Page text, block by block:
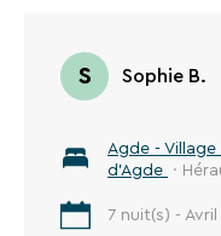
S Sophie B.
Agde -
d'Agde ·
7 nuit(s) -